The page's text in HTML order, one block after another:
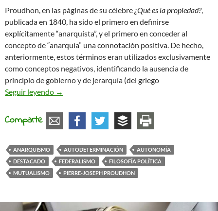
Proudhon, en las páginas de su célebre ¿Qué es la propiedad?,
publicada en 1840, ha sido el primero en definirse
explícitamente “anarquista”, y el primero en conceder al
concepto de “anarquía” una connotación positiva. De hecho,
anteriormente, estos términos eran utilizados exclusivamente
como conceptos negativos, identificando la ausencia de
principio de gobierno y de jerarquía (del griego
Seguir leyendo
Anarquía como autodeterminación.
→
Comparte
ANARQUISMO AUTODETERMINACIÓN
AUTONOMÍA
DESTACADO
FEDERALISMO
FILOSOFÍA POLÍTICA
MUTUALISMO
PIERRE-JOSEPH PROUDHON